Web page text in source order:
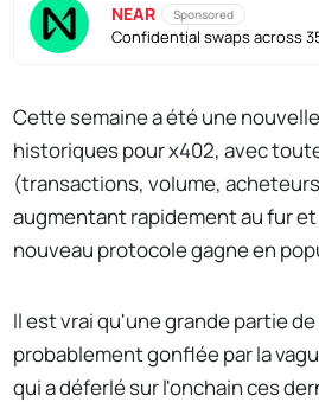
NEAR Sponsored
Confidential swaps across
Cette semaine a été une
historiques pour x402, avec
(transactions, volume,
augmentant rapidement au fur et
nouveau protocole gagne en
Il est vrai qu'une grande partie
probablement gonflée par la
qui a déferlé sur l'onchain ces